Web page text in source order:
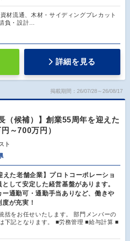
資材流通、木材・サイディングプレカット
負・設計…
詳細を見る
掲載期間：26/07/28～26/08/17
（候補）】創業55周年を迎えた
～700万円）
ト
えた老舗企業】プロトコーポレーショ
して安定した経営基盤があります。
ー通勤可・通勤手当ありなど、働きや
が充実！
括をお任せいたします。 部門メンバーの
下記となります。 ■労務管理 ■給与計算 ■